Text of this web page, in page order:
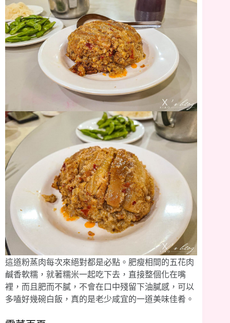
這道粉蒸肉每次來絕對都是必點。肥瘦相間的五花肉
鹹香軟糯，就著糯米一起吃下去，直接整個化在嘴
裡，而且肥而不膩，不會在口中殘留下油膩感，可以
多嗑好幾碗白飯，真的是老少咸宜的一道美味佳肴。